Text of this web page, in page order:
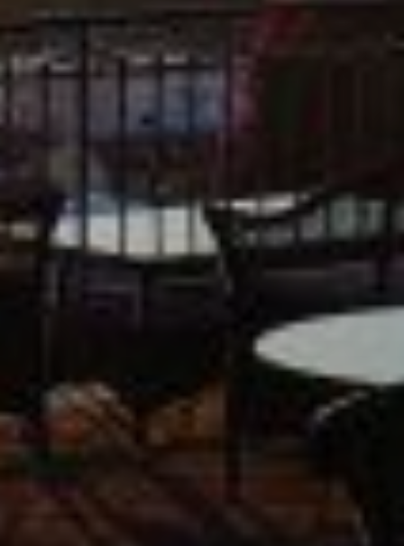
NEWSLETTER
Hinweise zu der von der Einwilligung mitumfassten
Erfolgsmessung, dem Einsatz des
Versanddienstleisters MailChimp, Protokullierung
der Anmeldung und Ihren Widerrufsrechten erhalten
Sie in unserer Datenschutzerklärung.
Ich habe die Datenschutzerklärung